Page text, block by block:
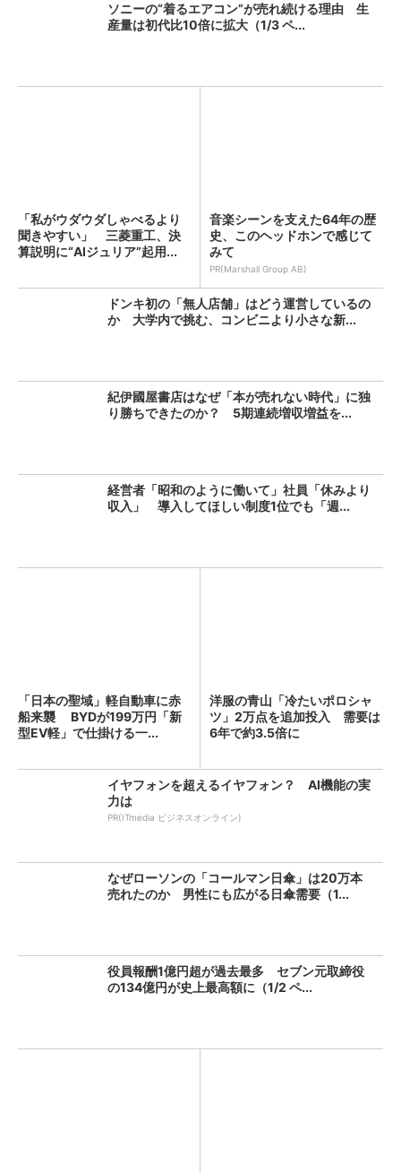
ソニーの“着るエアコン”が売れ続ける理由 生
産量は初代比10倍に拡大（1/3 ペ...
「私がウダウダしゃべるより
聞きやすい」 三菱重工、決
算説明に“AIジュリア”起用...
音楽シーンを支えた64年の歴
史、このヘッドホンで感じて
みて
PR(Marshall Group AB)
ドンキ初の「無人店舗」はどう運営しているの
か 大学内で挑む、コンビニより小さな新...
紀伊國屋書店はなぜ「本が売れない時代」に独
り勝ちできたのか？ 5期連続増収増益を...
経営者「昭和のように働いて」社員「休みより
収入」 導入してほしい制度1位でも「週...
「日本の聖域」軽自動車に赤
船来襲 BYDが199万円「新
型EV軽」で仕掛ける一...
洋服の青山「冷たいポロシャ
ツ」2万点を追加投入 需要は
6年で約3.5倍に
イヤフォンを超えるイヤフォン？ AI機能の実
力は
PR(ITmedia ビジネスオンライン)
なぜローソンの「コールマン日傘」は20万本
売れたのか 男性にも広がる日傘需要（1...
役員報酬1億円超が過去最多 セブン元取締役
の134億円が史上最高額に（1/2 ペ...